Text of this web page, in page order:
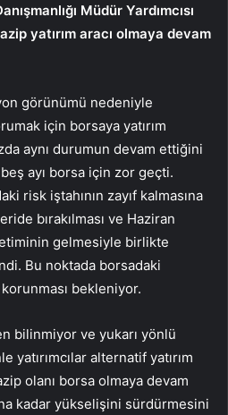
Müdür Yardımcısı
yatırım aracı olmaya devam
görünümü nedeniyle
için borsaya yatırım
aynı durumun devam ettiğini
ayı borsa için zor geçti.
risk iştahının zayıf kalmasına
bırakılması ve Haziran
gelmesiyle birlikte
Bu noktada borsadaki
bekleniyor.
bilinmiyor ve yukarı yönlü
alternatif yatırım
olanı borsa olmaya devam
kadar yükselişini sürdürmesini